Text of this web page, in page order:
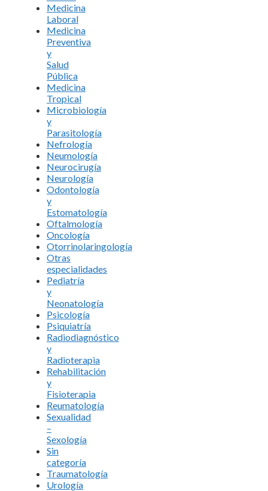
Medicina
Laboral
Medicina
Preventiva
y
Salud
Pública
Medicina
Tropical
Microbiología
y
Parasitología
Nefrología
Neumología
Neurocirugía
Neurología
Odontología
y
Estomatología
Oftalmología
Oncología
Otorrinolaringología
Otras
especialidades
Pediatría
y
Neonatología
Psicología
Psiquiatría
Radiodiagnóstico
y
Radioterapia
Rehabilitación
y
Fisioterapia
Reumatología
Sexualidad
–
Sexología
Sin
categoría
Traumatología
Urología